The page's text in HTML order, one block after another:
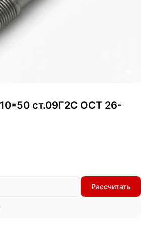
ст.09Г2С ОСТ 26-
Рассчитать